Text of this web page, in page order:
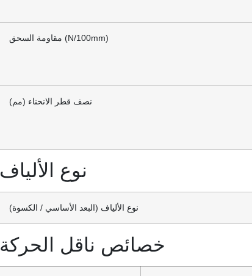
مقاومة السحق (N/100mm)
نصف قطر الانحناء (مم)
نوع الألياف
نوع الألياف (البعد الأساسي / الكسوة)
خصائص ناقل الحركة